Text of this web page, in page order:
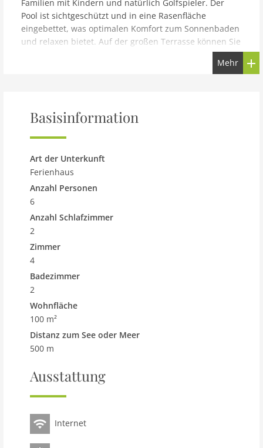
Familien mit Kindern und natürlich Golfspieler. Der
Pool ist sichtgeschützt und in eine Rasenfläche
eingebettet, was optimalen Komfort zum Sonnenbaden
und relaxen bietet. Auf der großen Terrasse können Sie
in Ruhe die Sonne genießen, an einem schattigen
Mehr
Basisinformation
Art der Unterkunft
Ferienhaus
Anzahl Personen
6
Anzahl Schlafzimmer
2
Zimmer
4
Badezimmer
2
Wohnfläche
100 m²
Distanz zum See oder Meer
500 m
Ausstattung
Internet